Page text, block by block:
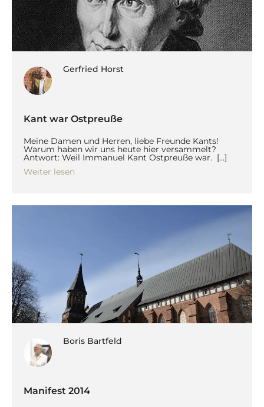
Gerfried Horst
Kant war Ostpreuße
Meine Damen und Herren, liebe Freunde Kants!
Warum haben wir uns heute hier versammelt?
Antwort: Weil Immanuel Kant Ostpreuße war. […]
Weiter lesen
Boris Bartfeld
Manifest 2014